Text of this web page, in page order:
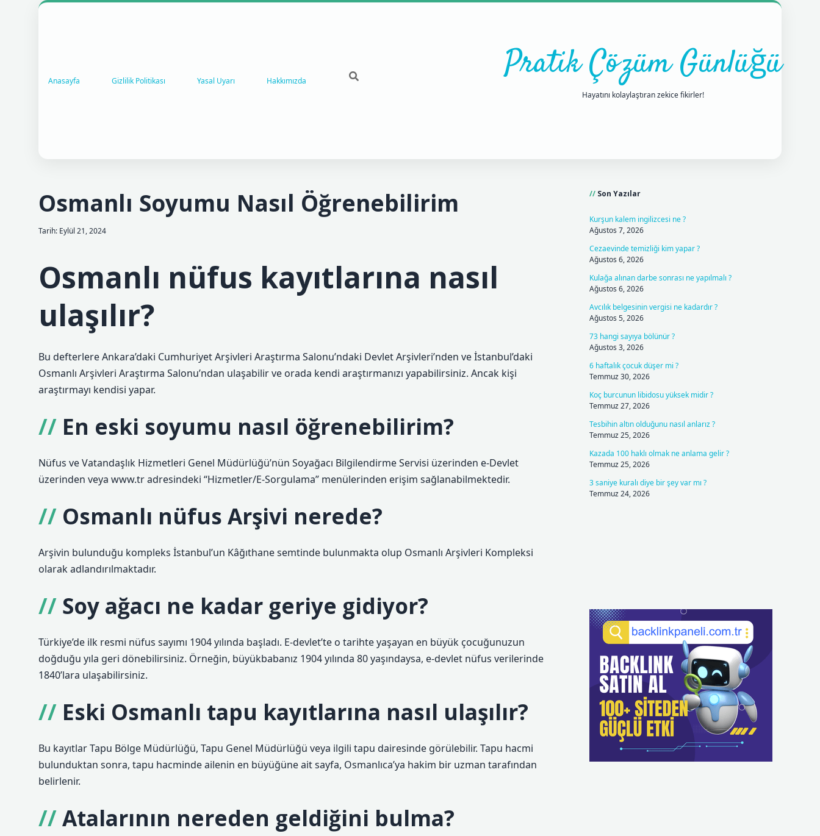
Anasayfa Gizlilik Politikası Yasal Uyarı Hakkımızda Pratik Çözüm Günlüğü
Hayatını kolaylaştıran zekice fikirler!
Osmanlı Soyumu Nasıl Öğrenebilirim
Tarih: Eylül 21, 2024
Osmanlı nüfus kayıtlarına nasıl
ulaşılır?
Bu defterlere Ankara’daki Cumhuriyet Arşivleri Araştırma Salonu’ndaki Devlet Arşivleri’nden ve İstanbul’daki
Osmanlı Arşivleri Araştırma Salonu’ndan ulaşabilir ve orada kendi araştırmanızı yapabilirsiniz. Ancak kişi
araştırmayı kendisi yapar.
En eski soyumu nasıl öğrenebilirim?
Nüfus ve Vatandaşlık Hizmetleri Genel Müdürlüğü’nün Soyağacı Bilgilendirme Servisi üzerinden e-Devlet
üzerinden veya www.tr adresindeki “Hizmetler/E-Sorgulama” menülerinden erişim sağlanabilmektedir.
Osmanlı nüfus Arşivi nerede?
Arşivin bulunduğu kompleks İstanbul’un Kâğıthane semtinde bulunmakta olup Osmanlı Arşivleri Kompleksi
olarak adlandırılmaktadır.
Soy ağacı ne kadar geriye gidiyor?
Türkiye’de ilk resmi nüfus sayımı 1904 yılında başladı. E-devlet’te o tarihte yaşayan en büyük çocuğunuzun
doğduğu yıla geri dönebilirsiniz. Örneğin, büyükbabanız 1904 yılında 80 yaşındaysa, e-devlet nüfus verilerinde
1840’lara ulaşabilirsiniz.
Eski Osmanlı tapu kayıtlarına nasıl ulaşılır?
Bu kayıtlar Tapu Bölge Müdürlüğü, Tapu Genel Müdürlüğü veya ilgili tapu dairesinde görülebilir. Tapu hacmi
bulunduktan sonra, tapu hacminde ailenin en büyüğüne ait sayfa, Osmanlıca’ya hakim bir uzman tarafından
belirlenir.
Atalarının nereden geldiğini bulma?
Son Yazılar
Kurşun kalem ingilizcesi ne ?
Ağustos 7, 2026
Cezaevinde temizliği kim yapar ?
Ağustos 6, 2026
Kulağa alınan darbe sonrası ne yapılmalı ?
Ağustos 6, 2026
Avcılık belgesinin vergisi ne kadardır ?
Ağustos 5, 2026
73 hangi sayıya bölünür ?
Ağustos 3, 2026
6 haftalık çocuk düşer mi ?
Temmuz 30, 2026
Koç burcunun libidosu yüksek midir ?
Temmuz 27, 2026
Tesbihin altın olduğunu nasıl anlarız ?
Temmuz 25, 2026
Kazada 100 haklı olmak ne anlama gelir ?
Temmuz 25, 2026
3 saniye kuralı diye bir şey var mı ?
Temmuz 24, 2026